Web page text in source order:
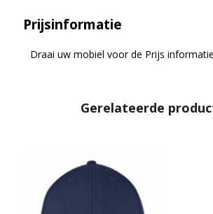
Prijsinformatie
Draai uw mobiel voor de Prijs informatie
Gerelateerde